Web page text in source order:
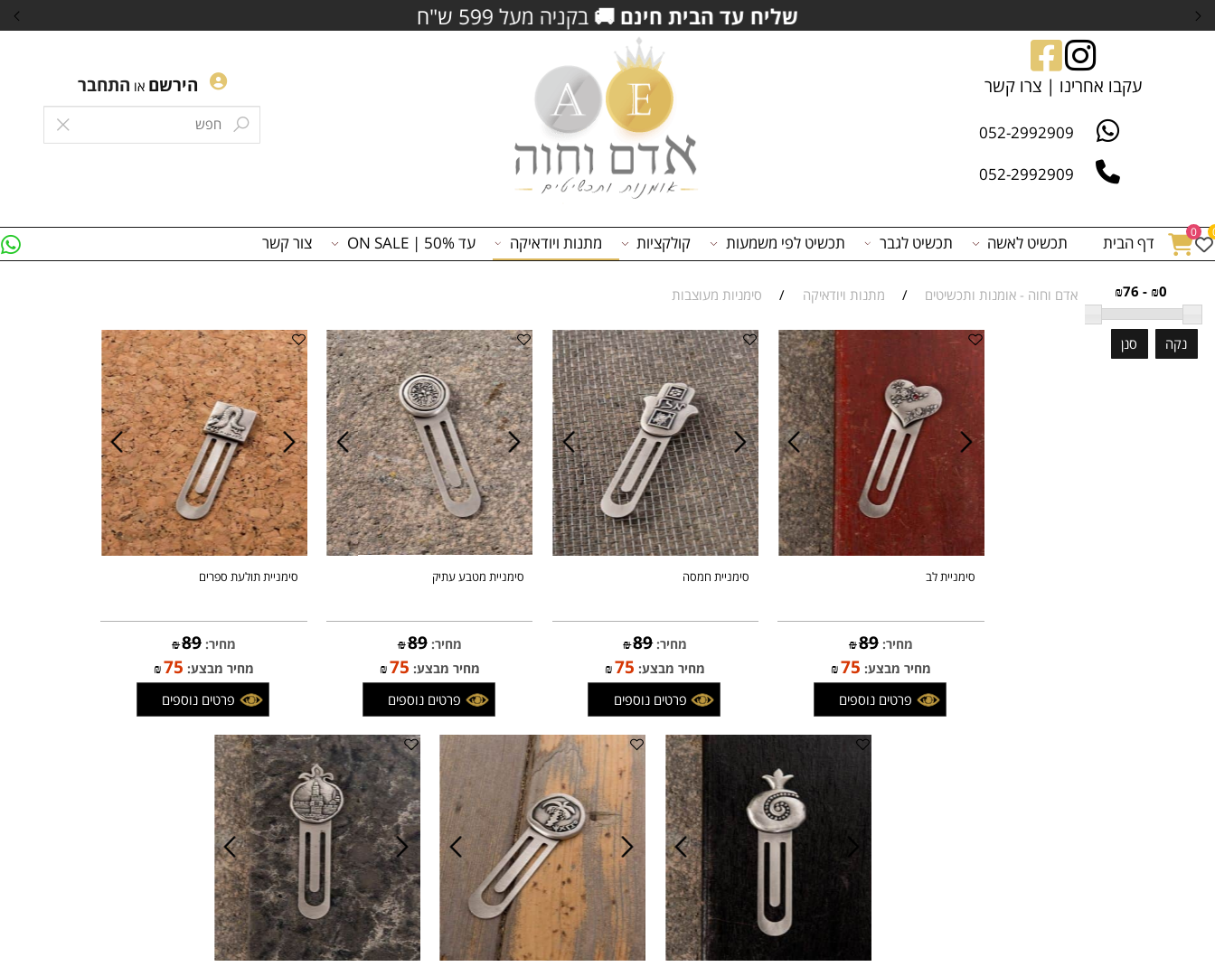
שליח עד הבית חינם🚚בקניה מעל 599 ש"ח
עקבו אחרינו | צרו קשר
052-2992909
052-2992909
הירשםאוהתחבר
דף הבית תכשיט לאשה תכשיט לגבר תכשיט לפי משמעות קולקציות מתנות ויודאיקה עד 50% | ON SALE צור קשר
₪0 -
סנן
אדם וחוה - אומנות ותכשיטים /
מחיר: ₪89
מחיר מבצע: ₪ 75
מחיר: ₪89
מחיר מבצע: ₪75
מחיר: ₪89
מחיר מבצע: ₪75
מחיר: ₪89
מחיר מבצע: ₪75